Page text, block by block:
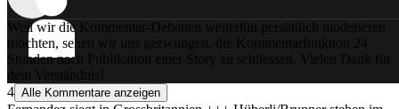
Weil wir die Kommentar-Debatten weiterhin persönlich moderieren
möchten, sehen wir uns gezwungen, die Kommentarfunktion 24
Stunden nach Publikation einer Story zu schliessen. Vielen Dank für
dein Verständnis!
4 Alle Kommentare anzeigen